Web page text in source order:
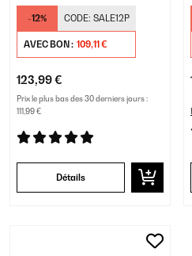
Convecteur Électrique
Blanc
-12% CODE: SALE12P
AVEC BON : 109,11 €
123,99 €
Prix le plus bas des 30 derniers jours :
111,99 €
Détails